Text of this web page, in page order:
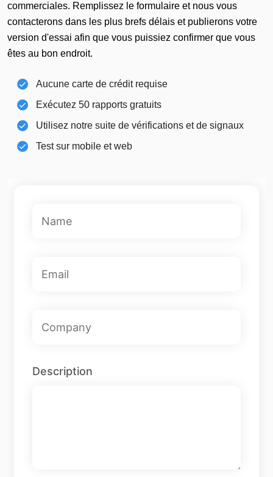
commerciales. Remplissez le formulaire et nous vous
contacterons dans les plus brefs délais et publierons votre
version d'essai afin que vous puissiez confirmer que vous
êtes au bon endroit.
Aucune carte de crédit requise
Exécutez 50 rapports gratuits
Utilisez notre suite de vérifications et de signaux
Test sur mobile et web